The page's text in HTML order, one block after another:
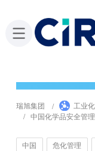
瑞旭集团 工业
中国化学品安全管理
中国 危化管理